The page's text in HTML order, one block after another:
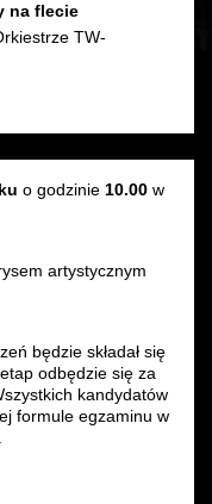
na flecie
TW-
o godzinie 10.00 w
artystycznym
będzie składał się
odbędzie się za
kandydatów
formule egzaminu w